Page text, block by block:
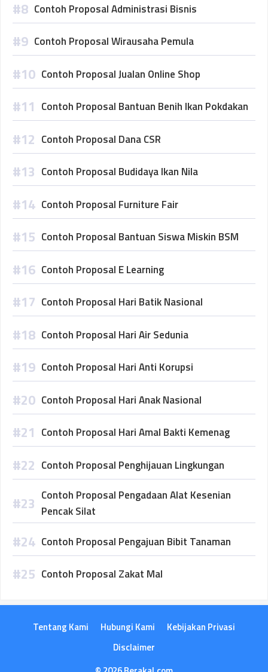
Contoh Proposal Administrasi Bisnis
Contoh Proposal Wirausaha Pemula
Contoh Proposal Jualan Online Shop
Contoh Proposal Bantuan Benih Ikan Pokdakan
Contoh Proposal Dana CSR
Contoh Proposal Budidaya Ikan Nila
Contoh Proposal Furniture Fair
Contoh Proposal Bantuan Siswa Miskin BSM
Contoh Proposal E Learning
Contoh Proposal Hari Batik Nasional
Contoh Proposal Hari Air Sedunia
Contoh Proposal Hari Anti Korupsi
Contoh Proposal Hari Anak Nasional
Contoh Proposal Hari Amal Bakti Kemenag
Contoh Proposal Penghijauan Lingkungan
Contoh Proposal Pengadaan Alat Kesenian
Pencak Silat
Contoh Proposal Pengajuan Bibit Tanaman
Contoh Proposal Zakat Mal
Tentang Kami Hubungi Kami
Kebijakan Privasi
Disclaimer